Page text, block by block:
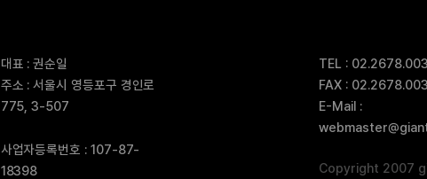
대표 : 권순일
주소 : 서울시 영등포구 경인로
775, 3-507
사업자등록번호 : 107-87-
18398
TEL :
FAX :
E-Mail :
Copyright 2007